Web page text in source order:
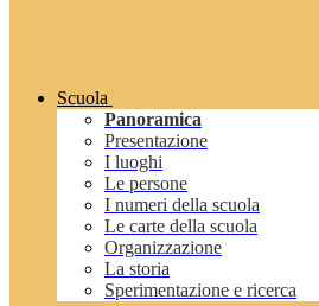
Scuola
Panoramica
Presentazione
I luoghi
Le persone
I numeri della scuola
Le carte della scuola
Organizzazione
La storia
Sperimentazione e ricerca